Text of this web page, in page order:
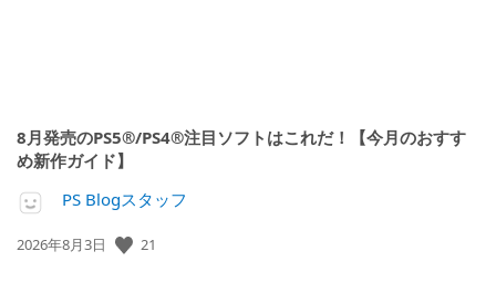
8月発売のPS5®/PS4®注目ソフトはこれだ！【今月のおすす
め新作ガイド】
PS Blogスタッフ
公
2026年8月3日 21